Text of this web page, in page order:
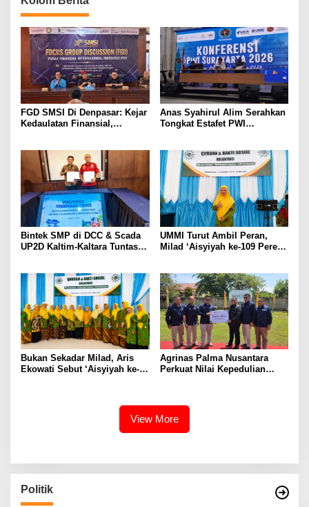
FGD SMSI Di Denpasar: Kejar
Kedaulatan Finansial,
Anas Syahirul Alim Serahkan
Tongkat Estafet PWI
Mulus
Bintek SMP di DCC & Scada
UP2D Kaltim-Kaltara Tuntas,
Kepres 63/2004 Kawal
Jantung Listrik Kalimantan
UMMI Turut Ambil Peran,
Milad ‘Aisyiyah ke-109 Pererat
untuk Masyarakat
Bukan Sekadar Milad, Aris
Ekowati Sebut ‘Aisyiyah ke-
Agrinas Palma Nusantara
Perkuat Nilai Kepedulian
View More
Politik